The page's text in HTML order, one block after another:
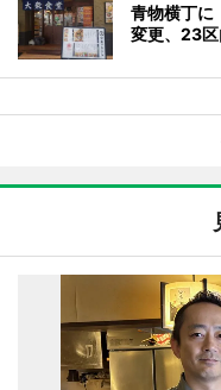
青物横丁
変更、23